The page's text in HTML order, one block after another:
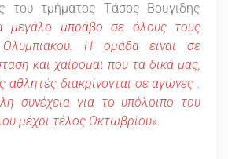
του τμήματος Τάσος Βουγιδης
μεγάλο μπράβο σε όλους τους
Η ομάδα ειναι σε
και χαίρομαι που τα δικά μας,
αθλητές διακρίνονται σε αγώνες .
συνέχεια για το υπόλοιπο του
μέχρι τέλος Οκτωβρίου».